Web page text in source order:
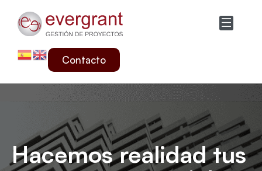
contenido
Menú
Contacto
Hacemos realidad tus